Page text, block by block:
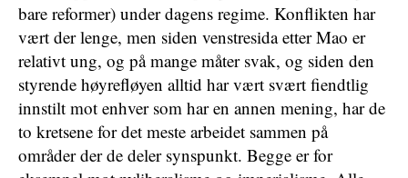
bare reformer) under dagens regime. Konflikten har
vært der lenge, men siden venstresida etter Mao er
relativt ung, og på mange måter svak, og siden den
styrende høyrefløyen alltid har vært svært fiendtlig
innstilt mot enhver som har en annen mening, har de
to kretsene for det meste arbeidet sammen på
områder der de deler synspunkt. Begge er for